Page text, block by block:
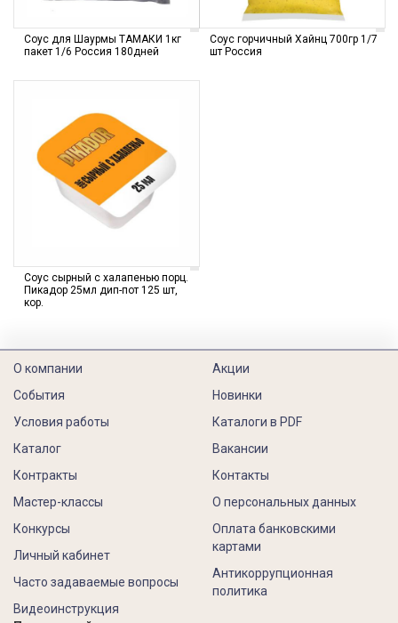
Соус для Шаурмы ТАМАКИ 1кг
пакет 1/6 Россия 180дней
Соус горчичный Хайнц 700гр 1/7
шт Россия
Соус сырный с халапенью порц.
Пикадор 25мл дип-пот 125 шт,
кор.
О компании
События
Условия работы
Каталог
Контракты
Акции
Новинки
Каталоги в PDF
Вакансии
Контакты
Мастер-классы
Конкурсы
Личный кабинет
Часто задаваемые вопросы
Видеоинструкция
О персональных данных
Оплата банковскими
картами
Антикоррупционная
политика